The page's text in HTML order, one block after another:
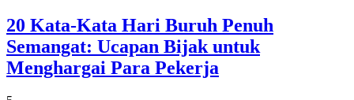
20 Kata-Kata Hari Buruh Penuh
Semangat: Ucapan Bijak untuk
Menghargai Para Pekerja